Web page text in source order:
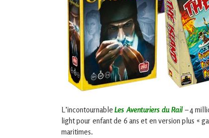
L’incontournableLes Aventuriers du Rail – 4
light pour enfant de 6 ans et en version plus «
maritimes.